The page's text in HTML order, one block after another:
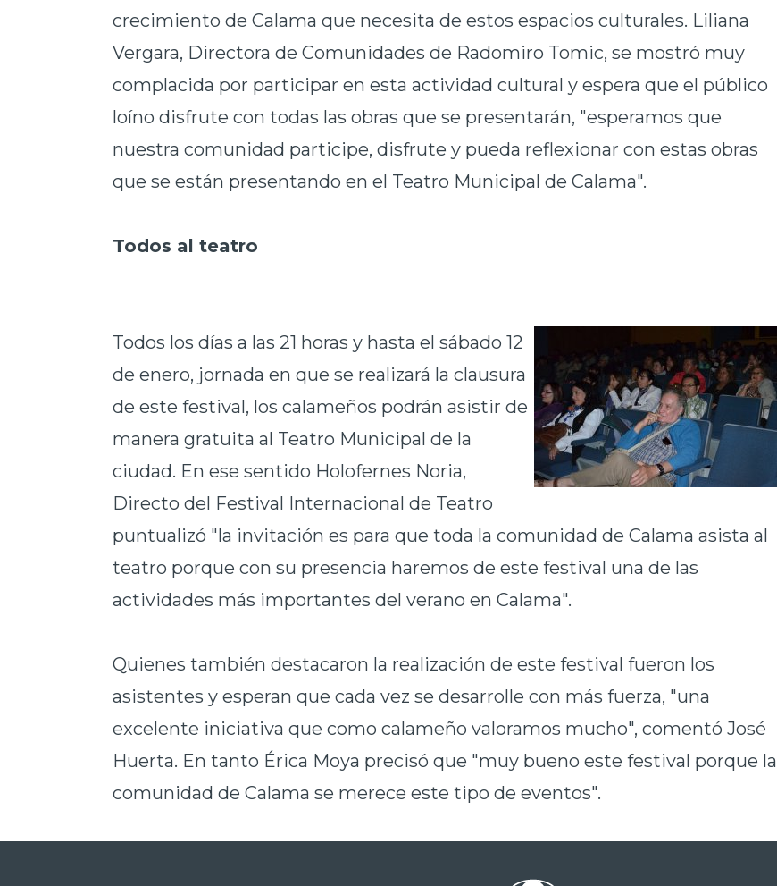
crecimiento de Calama que necesita de estos espacios culturales. Liliana
Vergara, Directora de Comunidades de Radomiro Tomic, se mostró muy
complacida por participar en esta actividad cultural y espera que el público
loíno disfrute con todas las obras que se presentarán, "esperamos que
nuestra comunidad participe, disfrute y pueda reflexionar con estas obras
que se están presentando en el Teatro Municipal de Calama".
Todos al teatro
Todos los días a las 21 horas y hasta el sábado 12
de enero, jornada en que se realizará la clausura
de este festival, los calameños podrán asistir de
manera gratuita al Teatro Municipal de la
ciudad. En ese sentido Holofernes Noria,
Directo del Festival Internacional de Teatro
puntualizó "la invitación es para que toda la comunidad de Calama asista al
teatro porque con su presencia haremos de este festival una de las
actividades más importantes del verano en Calama".
Quienes también destacaron la realización de este festival fueron los
asistentes y esperan que cada vez se desarrolle con más fuerza, "una
excelente iniciativa que como calameño valoramos mucho", comentó José
Huerta. En tanto Érica Moya precisó que "muy bueno este festival porque la
comunidad de Calama se merece este tipo de eventos".